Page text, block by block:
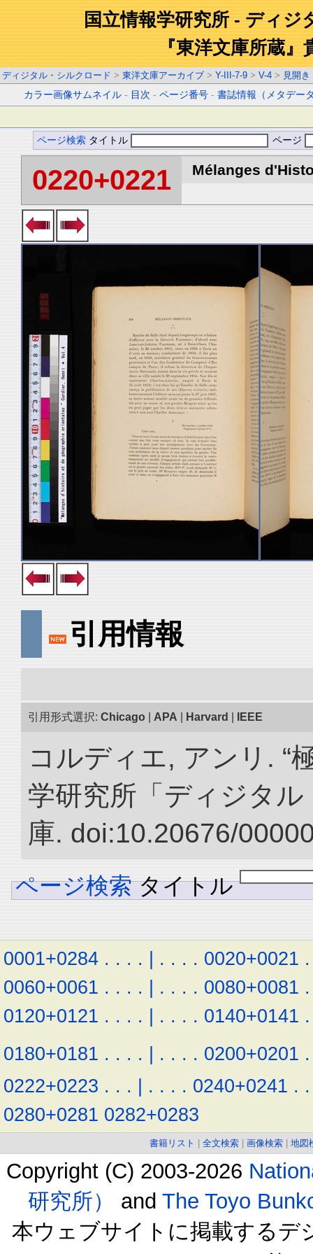
国立情報学研究所 - ディジ
『東洋文庫所蔵』
ディジタル・シルクロード > 東洋文庫アーカイブ > Y-III-7-9 > V-4 > 見開き
カラー画像サムネイル - 目次 -ページ番号 -書誌情報（メタデー
ページ検索 タイトル ページ
0220+0221 Mélanges
引用情報
引用形式選択: Chicago APA Harvard IEEE
コルディエ, アンリ. “
学研究所「ディジタ
庫. doi:10.20676/
ページ検索 タイトル
0001+0284 . . . . | . . . . 0020+0021 .
0060+0061 . . . . | . . . . 0080+0081 .
0120+0121 . . . . | . . . . 0140+0141 .
0180+0181 . . . . | . . . . 0200+0201 .
0222+0223 . . . | . . . . 0240+0241 . .
0280+0281 0282+0283
書籍リスト 全文検索 画像検索 地図
Copyright (C) 2003-2026
研究所）
and The Toyo
本ウェブサイトに掲載するデ